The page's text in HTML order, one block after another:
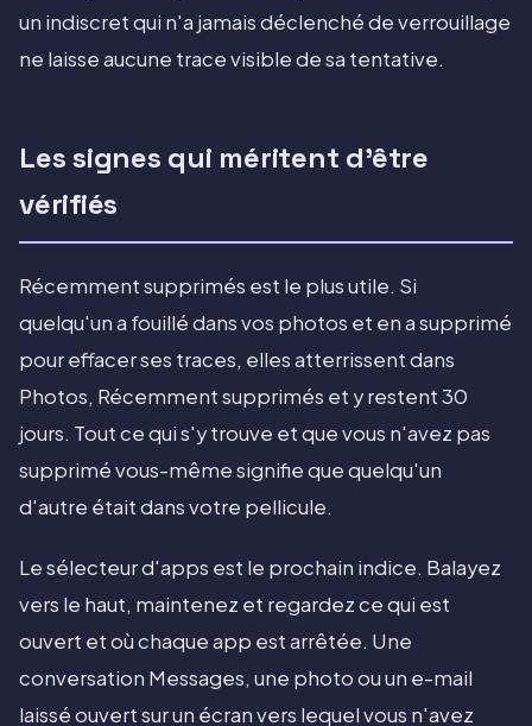
un indiscret qui n'a jamais déclenché de verrouillage
ne laisse aucune trace visible de sa tentative.
Les signes qui méritent d'être
vérifiés
Récemment supprimés est le plus utile. Si
quelqu'un a fouillé dans vos photos et en a supprimé
pour effacer ses traces, elles atterrissent dans
Photos, Récemment supprimés et y restent 30
jours. Tout ce qui s'y trouve et que vous n'avez pas
supprimé vous-même signifie que quelqu'un
d'autre était dans votre pellicule.
Le sélecteur d'apps est le prochain indice. Balayez
vers le haut, maintenez et regardez ce qui est
ouvert et où chaque app est arrêtée. Une
conversation Messages, une photo ou un e-mail
laissé ouvert sur un écran vers lequel vous n'avez